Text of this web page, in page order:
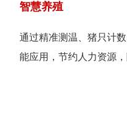
智慧养殖
通过精准测温、猪只计
能应用，节约人力资源，